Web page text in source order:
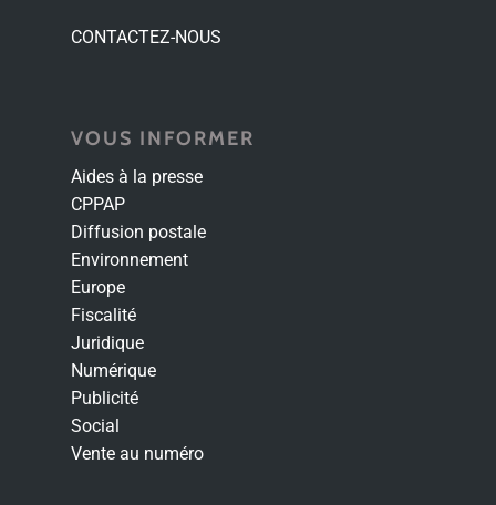
CONTACTEZ-NOUS
VOUS INFORMER
Aides à la presse
CPPAP
Diffusion postale
Environnement
Europe
Fiscalité
Juridique
Numérique
Publicité
Social
Vente au numéro